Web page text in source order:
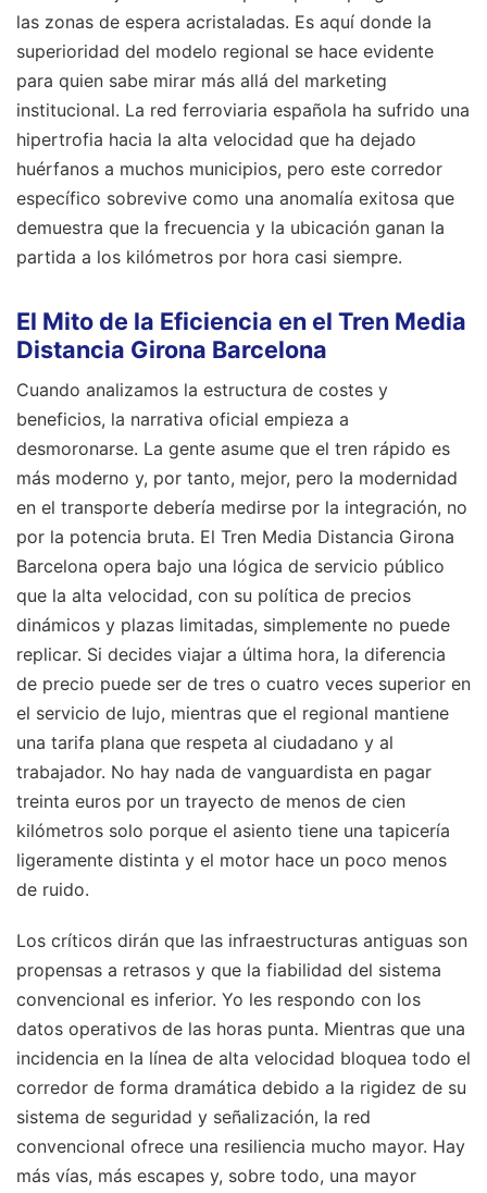
las zonas de espera acristaladas. Es aquí donde la
superioridad del modelo regional se hace evidente
para quien sabe mirar más allá del marketing
institucional. La red ferroviaria española ha sufrido una
hipertrofia hacia la alta velocidad que ha dejado
huérfanos a muchos municipios, pero este corredor
específico sobrevive como una anomalía exitosa que
demuestra que la frecuencia y la ubicación ganan la
partida a los kilómetros por hora casi siempre.
El Mito de la Eficiencia en el Tren Media
Distancia Girona Barcelona
Cuando analizamos la estructura de costes y
beneficios, la narrativa oficial empieza a
desmoronarse. La gente asume que el tren rápido es
más moderno y, por tanto, mejor, pero la modernidad
en el transporte debería medirse por la integración, no
por la potencia bruta. El Tren Media Distancia Girona
Barcelona opera bajo una lógica de servicio público
que la alta velocidad, con su política de precios
dinámicos y plazas limitadas, simplemente no puede
replicar. Si decides viajar a última hora, la diferencia
de precio puede ser de tres o cuatro veces superior en
el servicio de lujo, mientras que el regional mantiene
una tarifa plana que respeta al ciudadano y al
trabajador. No hay nada de vanguardista en pagar
treinta euros por un trayecto de menos de cien
kilómetros solo porque el asiento tiene una tapicería
ligeramente distinta y el motor hace un poco menos
de ruido.
Los críticos dirán que las infraestructuras antiguas son
propensas a retrasos y que la fiabilidad del sistema
convencional es inferior. Yo les respondo con los
datos operativos de las horas punta. Mientras que una
incidencia en la línea de alta velocidad bloquea todo el
corredor de forma dramática debido a la rigidez de su
sistema de seguridad y señalización, la red
convencional ofrece una resiliencia mucho mayor. Hay
más vías, más escapes y, sobre todo, una mayor